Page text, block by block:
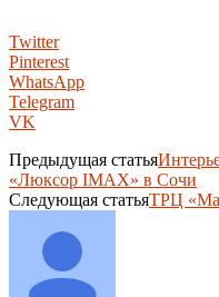
Twitter
Pinterest
WhatsApp
Telegram
VK
Предыдущая статья
«Люксор IMAX» в Сочи
Следующая статьяТРЦ